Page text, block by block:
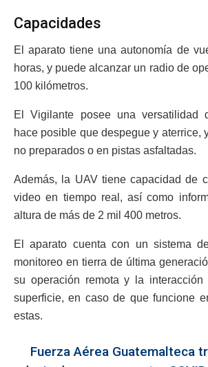
Capacidades
El aparato tiene una autonomía de
horas, y puede alcanzar un radio de
100 kilómetros.
El Vigilante posee una versatilidad
hace posible que despegue y aterrice,
no preparados o en pistas asfaltadas.
Además, la UAV tiene capacidad de
video en tiempo real, así como
altura de más de 2 mil 400 metros.
El aparato cuenta con un sistema
monitoreo en tierra de última
su operación remota y la
superficie, en caso de que funcione
estas.
Fuerza Aérea Guatemalteca